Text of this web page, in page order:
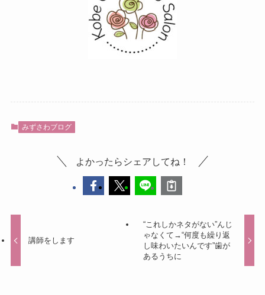
みずさわブログ
よかったらシェアしてね！
講師をします
“これしかネタがない”んじ
ゃなくて→“何度も繰り返
し味わいたいんです”歯が
あるうちに